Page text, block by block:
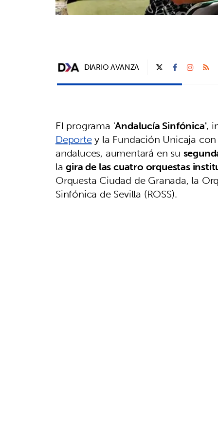
DIARIO AVANZA
El programa 'Andalucía Sinfónica',
Deportey la Fundación Unicaja
andaluces, aumentará en su
lagira de las cuatro orquestas
Orquesta Ciudad de Granada, la
Sinfónica de Sevilla (ROSS).